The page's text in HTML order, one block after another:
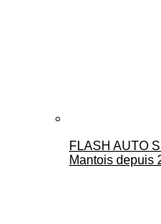
FLASH AUTO
Mantois depuis